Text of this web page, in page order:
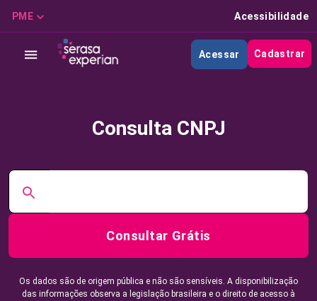
PME Acessibilidade
Acessar Cadastrar
Consulta CNPJ
Consultar Grátis
Os dados são de origem pública e não são sensíveis. A disponibilização
das informações observa a legislação brasileira e o direito de acesso à